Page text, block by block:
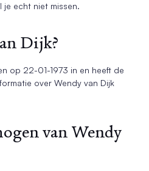
je echt niet missen.
Dijk?
op 22-01-1973 in en heeft de
over Wendy van Dijk
van Wendy